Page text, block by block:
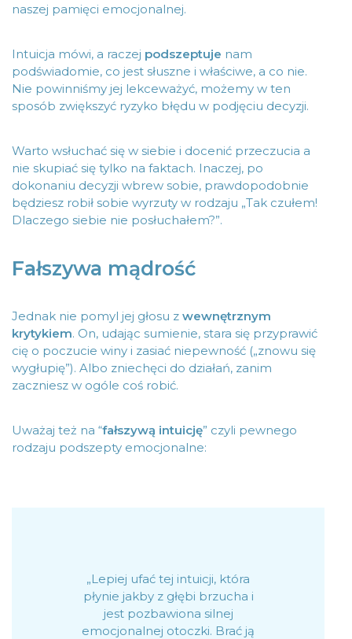
naszej pamięci emocjonalnej.
Intuicja mówi, a raczej podszeptuje nam
podświadomie, co jest słuszne i właściwe, a co nie.
Nie powinniśmy jej lekceważyć, możemy w ten
sposób zwiększyć ryzyko błędu w podjęciu decyzji.
Warto wsłuchać się w siebie i docenić przeczucia a
nie skupiać się tylko na faktach. Inaczej, po
dokonaniu decyzji wbrew sobie, prawdopodobnie
będziesz robił sobie wyrzuty w rodzaju „Tak czułem!
Dlaczego siebie nie posłuchałem?”.
Fałszywa mądrość
Jednak nie pomyl jej głosu z wewnętrznym
krytykiem. On, udając sumienie, stara się przyprawić
cię o poczucie winy i zasiać niepewność („znowu się
wygłupię”). Albo zniechęci do działań, zanim
zaczniesz w ogóle coś robić.
Uważaj też na “fałszywą intuicję” czyli pewnego
rodzaju podszepty emocjonalne:
„Lepiej ufać tej intuicji, która
płynie jakby z głębi brzucha i
jest pozbawiona silnej
emocjonalnej otoczki. Brać ją